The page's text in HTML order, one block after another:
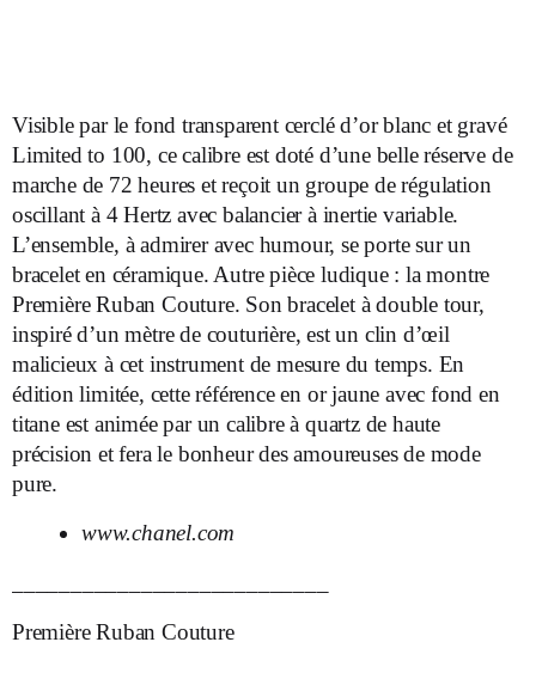
Visible par le fond transparent cerclé d’or blanc et gravé
Limited to 100, ce calibre est doté d’une belle réserve de
marche de 72 heures et reçoit un groupe de régulation
oscillant à 4 Hertz avec balancier à inertie variable.
L’ensemble, à admirer avec humour, se porte sur un
bracelet en céramique. Autre pièce ludique : la montre
Première Ruban Couture. Son bracelet à double tour,
inspiré d’un mètre de couturière, est un clin d’œil
malicieux à cet instrument de mesure du temps. En
édition limitée, cette référence en or jaune avec fond en
titane est animée par un calibre à quartz de haute
précision et fera le bonheur des amoureuses de mode
pure.
www.chanel.com
Première Ruban Couture